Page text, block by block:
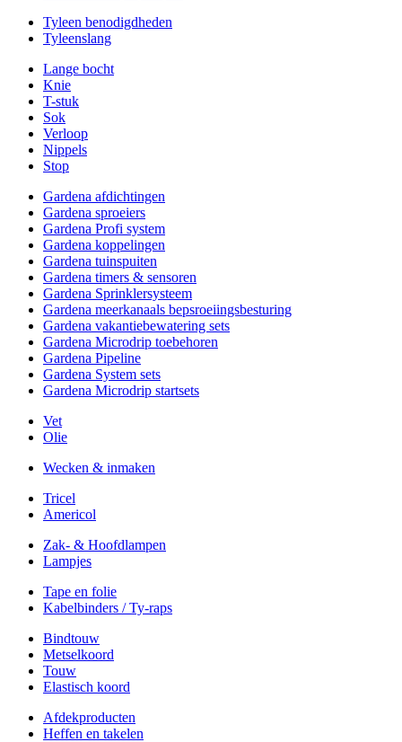
Tyleen benodigdheden
Tyleenslang
Lange bocht
Knie
T-stuk
Sok
Verloop
Nippels
Stop
Gardena afdichtingen
Gardena sproeiers
Gardena Profi system
Gardena koppelingen
Gardena tuinspuiten
Gardena timers & sensoren
Gardena Sprinklersysteem
Gardena meerkanaals bepsroeiingsbesturing
Gardena vakantiebewatering sets
Gardena Microdrip toebehoren
Gardena Pipeline
Gardena System sets
Gardena Microdrip startsets
Vet
Olie
Wecken & inmaken
Tricel
Americol
Zak- & Hoofdlampen
Lampjes
Tape en folie
Kabelbinders / Ty-raps
Bindtouw
Metselkoord
Touw
Elastisch koord
Afdekproducten
Heffen en takelen